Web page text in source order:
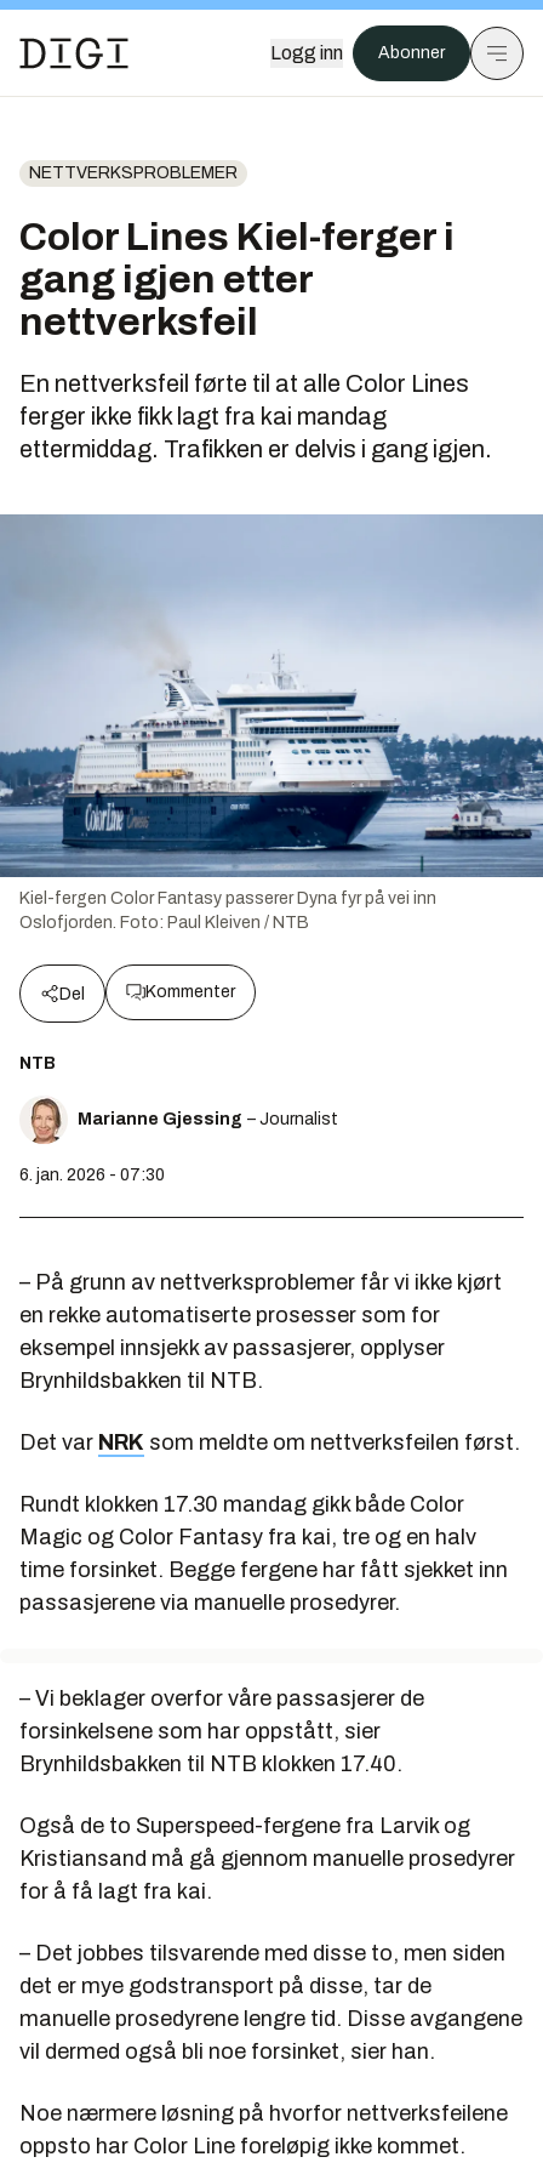
Logg inn Abonner
NETTVERKSPROBLEMER
Color Lines Kiel-ferger i
gang igjen etter
nettverksfeil
En nettverksfeil førte til at alle Color Lines
ferger ikke fikk lagt fra kai mandag
ettermiddag. Trafikken er delvis i gang igjen.
Kiel-fergen Color Fantasy passerer Dyna fyr på vei inn
Oslofjorden. Foto: Paul Kleiven / NTB
Del Kommenter
NTB
Marianne Gjessing – Journalist
6. jan. 2026 - 07:30
– På grunn av nettverksproblemer får vi ikke kjørt
en rekke automatiserte prosesser som for
eksempel innsjekk av passasjerer, opplyser
Brynhildsbakken til NTB.
Det var NRK som meldte om nettverksfeilen først.
Rundt klokken 17.30 mandag gikk både Color
Magic og Color Fantasy fra kai, tre og en halv
time forsinket. Begge fergene har fått sjekket inn
passasjerene via manuelle prosedyrer.
– Vi beklager overfor våre passasjerer de
forsinkelsene som har oppstått, sier
Brynhildsbakken til NTB klokken 17.40.
Også de to Superspeed-fergene fra Larvik og
Kristiansand må gå gjennom manuelle prosedyrer
for å få lagt fra kai.
– Det jobbes tilsvarende med disse to, men siden
det er mye godstransport på disse, tar de
manuelle prosedyrene lengre tid. Disse avgangene
vil dermed også bli noe forsinket, sier han.
Noe nærmere løsning på hvorfor nettverksfeilene
oppsto har Color Line foreløpig ikke kommet.